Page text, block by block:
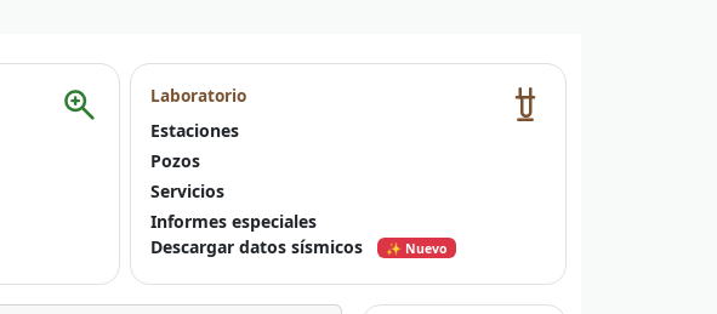
Laboratorio
Estaciones
Pozos
Servicios
Informes especiales
Descargar datos sísmicos
✨ Nuevo